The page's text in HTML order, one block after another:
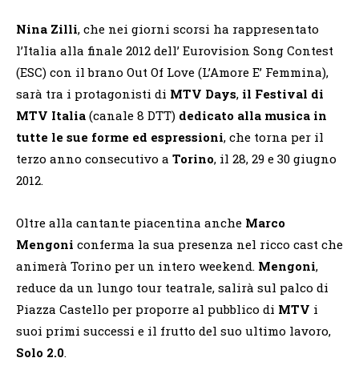
Nina Zilli, che nei giorni scorsi ha rappresentato
l’Italia alla finale 2012 dell’ Eurovision Song Contest
(ESC) con il brano Out Of Love (L’Amore E’ Femmina),
sarà tra i protagonisti di MTV Days, il Festival di
MTV Italia (canale 8 DTT) dedicato alla musica in
tutte le sue forme ed espressioni, che torna per il
terzo anno consecutivo a Torino, il 28, 29 e 30 giugno
2012.
Oltre alla cantante piacentina anche Marco
Mengoni conferma la sua presenza nel ricco cast che
animerà Torino per un intero weekend. Mengoni,
reduce da un lungo tour teatrale, salirà sul palco di
Piazza Castello per proporre al pubblico di MTV i
suoi primi successi e il frutto del suo ultimo lavoro,
Solo 2.0.